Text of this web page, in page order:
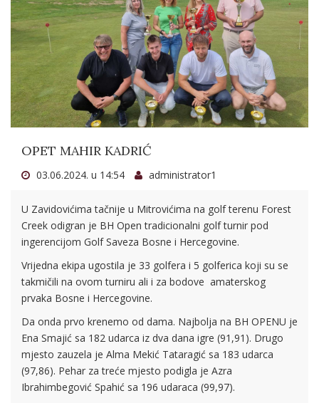
OPET MAHIR KADRIĆ
03.06.2024. u 14:54 administrator1
U Zavidovićima tačnije u Mitrovićima na golf terenu Forest
Creek odigran je BH Open tradicionalni golf turnir pod
ingerencijom Golf Saveza Bosne i Hercegovine.
Vrijedna ekipa ugostila je 33 golfera i 5 golferica koji su se
takmičili na ovom turniru ali i za bodove amaterskog
prvaka Bosne i Hercegovine.
Da onda prvo krenemo od dama. Najbolja na BH OPENU je
Ena Smajić sa 182 udarca iz dva dana igre (91,91). Drugo
mjesto zauzela je Alma Mekić Tataragić sa 183 udarca
(97,86). Pehar za treće mjesto podigla je Azra
Ibrahimbegović Spahić sa 196 udaraca (99,97).